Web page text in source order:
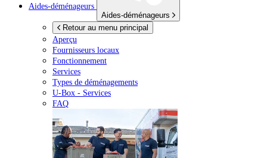
Aides-déménageurs
Aides-déménageurs
Retour au menu principal
Aperçu
Fournisseurs locaux
Fonctionnement
Services
Types de déménagements
U-Box - Services
FAQ